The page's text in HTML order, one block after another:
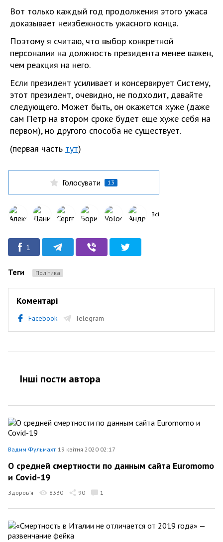
Вот только каждый год продолжения этого ужаса
доказывает неизбежность ужасного конца.
Поэтому я считаю, что выбор конкретной
персоналии на должность президента менее важен,
чем реакция на него.
Если президент усиливает и консервирует Систему,
этот президент, очевидно, не подходит, давайте
следующего. Может быть, он окажется хуже (даже
сам Петр на втором сроке будет еще хуже себя на
первом), но другого способа не существует.
(первая часть тут)
Голосувати 13
Всі
1
Теги Політика
Коментарі
Facebook Telegram
Інші пости автора
Вадим Фульмахт 19 квітня 2020 02:17
О средней смертности по данным сайта Euromomo
и Covid-19
Здоров’я 8330 90 1